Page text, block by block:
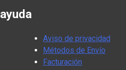
ayuda
Aviso de privacidad
Métodos de Envío
Facturación